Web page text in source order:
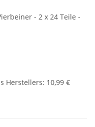
- 2 x 24 Teile -
Herstellers: 10,99 €